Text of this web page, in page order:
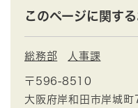
このページに関す
総務部 人事課
〒596-8510
大阪府岸和田市岸城